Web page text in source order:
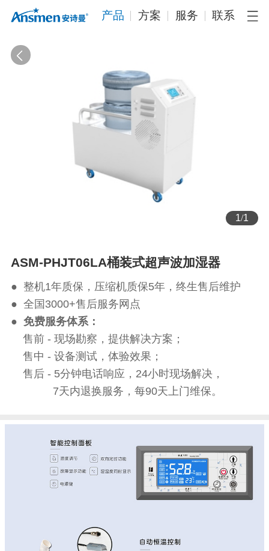
产品 方案 服务 联系
1/1
ASM-PHJT06LA桶装式超声波加湿器
● 整机1年质保，压缩机质保5年，终生售后维护
● 全国3000+售后服务网点
● 免费服务体系：
售前 - 现场勘察，提供解决方案；
售中 - 设备测试，体验效果；
售后 - 5分钟电话响应，24小时现场解决，
7天内退换服务，每90天上门维保。